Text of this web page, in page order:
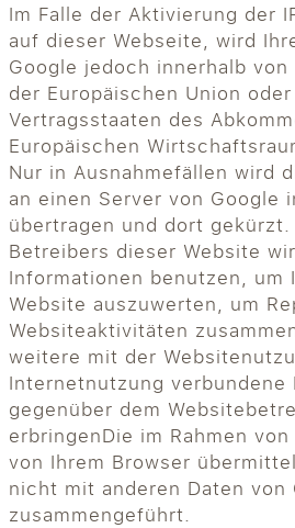
Im Falle der Aktivierung der
auf dieser Webseite, wird
Google jedoch innerhalb
der Europäischen Union
Vertragsstaaten des
Europäischen
Nur in Ausnahmefällen wird
an einen Server von Google
übertragen und dort
Betreibers dieser Website
Informationen benutzen, um
Website auszuwerten, um
Websiteaktivitäten
weitere mit der
Internetnutzung verbundene
gegenüber dem
erbringenDie im Rahmen
von Ihrem Browser
nicht mit anderen Daten von
zusammengeführt.